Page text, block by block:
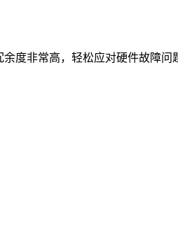
度非常高，轻松应对硬件故障问